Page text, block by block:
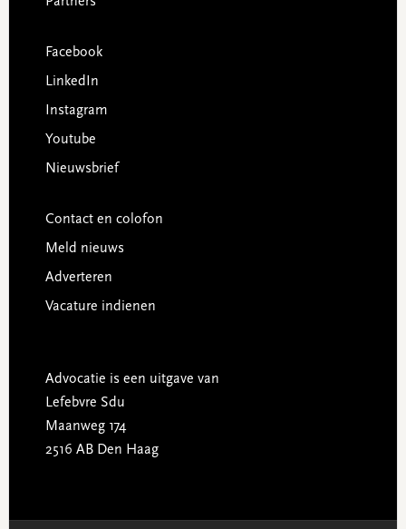
Facebook
LinkedIn
Instagram
Youtube
Nieuwsbrief
Contact en colofon
Meld nieuws
Adverteren
Vacature indienen
Advocatie is een uitgave van
Lefebvre Sdu
Maanweg 174
2516 AB Den Haag